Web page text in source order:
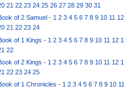
21 22 23 24 25 26 27 28 29 30 31
of 2 Samuel -1 2 3 4 5 6 7 8 9 10 11 12
21 22 23 24
of 1 Kings - 1 2 3 4 5 6 7 8 9 10 11 12
22
of 2 Kings - 1 2 3 4 5 6 7 8 9 10 11 12
22 23 24 25
of 1 Chronicles - 1 2 3 4 5 6 7 8 9 10 11